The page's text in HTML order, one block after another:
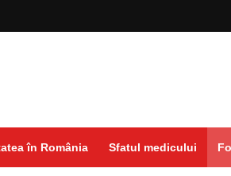
în România Sfatul medicului